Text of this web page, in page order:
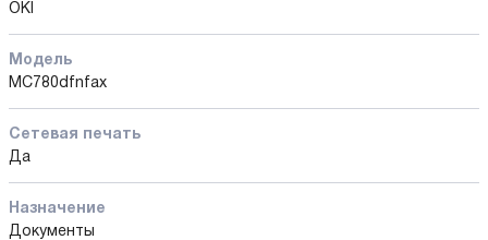
OKI
Модель
MC780dfnfax
Сетевая печать
Да
Назначение
Документы